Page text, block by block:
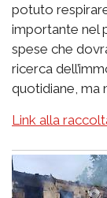
potuto
importante nel
spese che
ricerca
quotidiane, ma
Link alla